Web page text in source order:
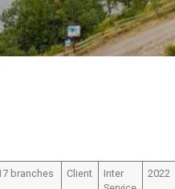
branches
Client
Inter
2022